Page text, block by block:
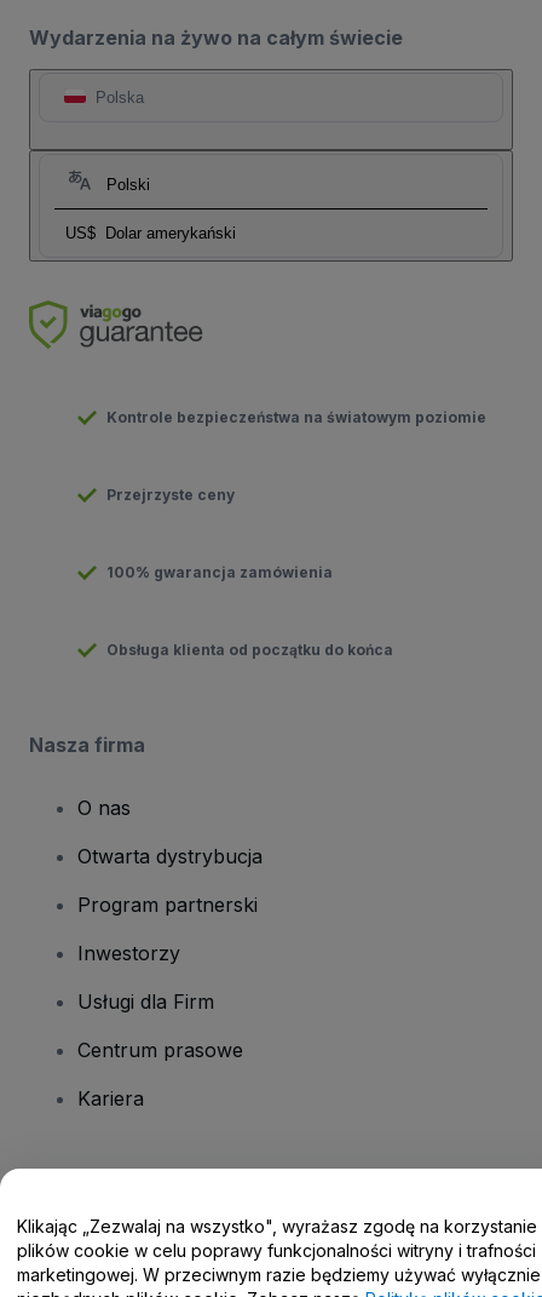
Wydarzenia na żywo na całym świecie
Polska
Polski
US$ Dolar amerykański
Kontrole bezpieczeństwa na światowym poziomie
Przejrzyste ceny
100% gwarancja zamówienia
Obsługa klienta od początku do końca
Nasza firma
O nas
Otwarta dystrybucja
Program partnerski
Inwestorzy
Usługi dla Firm
Centrum prasowe
Kariera
Centrum pomocy / Skontaktuj się z nami
Klikając „Zezwalaj na wszystko", wyrażasz zgodę na korzystanie
plików cookie w celu poprawy funkcjonalności witryny i trafności
marketingowej. W przeciwnym razie będziemy używać wyłącznie